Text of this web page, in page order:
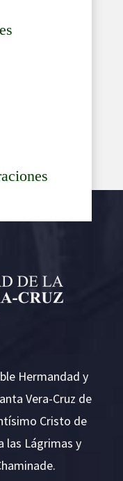
Hermandad y
Vera-Cruz de
Cristo de
las Lágrimas y